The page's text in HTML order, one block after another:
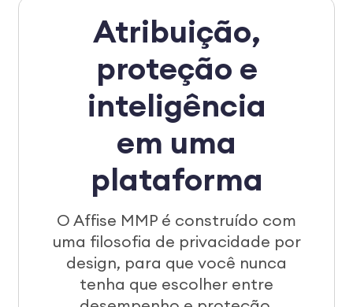
Atribuição,
proteção e
inteligência
em uma
plataforma
O Affise MMP é construído com
uma filosofia de privacidade por
design, para que você nunca
tenha que escolher entre